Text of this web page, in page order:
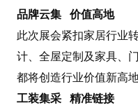
品牌云集 价值高地
此次展会紧扣家居行业
计、全屋定制及家具、
都将创造行业价值新高地
工装集采 精准链接